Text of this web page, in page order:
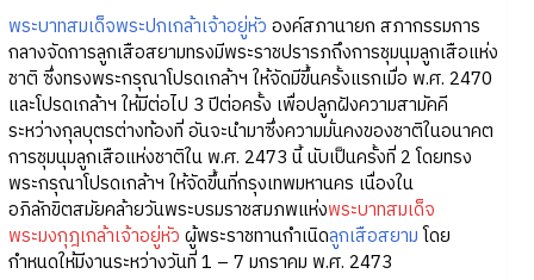
พระบาทสมเด็จพระปกเกล้าเจ้าอยู่หัว องค์สภานายก สภากรรมการ
กลางจัดการลูกเสือสยามทรงมีพระราชปรารภถึงการชุมนุมลูกเสือแห่ง
ชาติ ซึ่งทรงพระกรุณาโปรดเกล้าฯ ให้จัดมีขึ้นครั้งแรกเมื่อ พ.ศ. 2470
และโปรดเกล้าฯ ให้มีต่อไป 3 ปีต่อครั้ง เพื่อปลูกฝังความสามัคคี
ระหว่างกุลบุตรต่างท้องที่ อันจะนำมาซึ่งความมั่นคงของชาติในอนาคต
การชุมนุมลูกเสือแห่งชาติใน พ.ศ. 2473 นี้ นับเป็นครั้งที่ 2 โดยทรง
พระกรุณาโปรดเกล้าฯ ให้จัดขึ้นที่กรุงเทพมหานคร เนื่องใน
อภิลักขิตสมัยคล้ายวันพระบรมราชสมภพแห่งพระบาทสมเด็จ
พระมงกุฎเกล้าเจ้าอยู่หัว ผู้พระราชทานกำเนิดลูกเสือสยามโดย
กำหนดให้มีงานระหว่างวันที่ 1 – 7 มกราคม พ.ศ. 2473